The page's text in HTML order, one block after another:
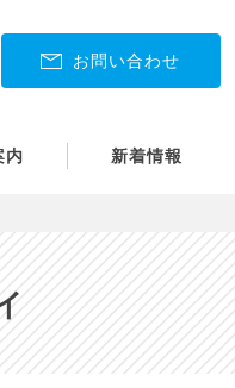
お問い合わせ
内 新着情報